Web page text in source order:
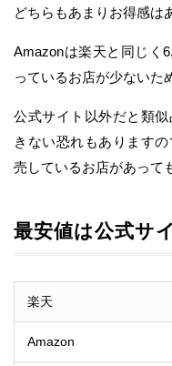
どちらもあまりお得感は
Amazonは楽天と同じく
っているお店が少ないた
公式サイト以外だと類
きない恐れもあります
売しているお店があって
最安値は公式サ
楽天
Amazon